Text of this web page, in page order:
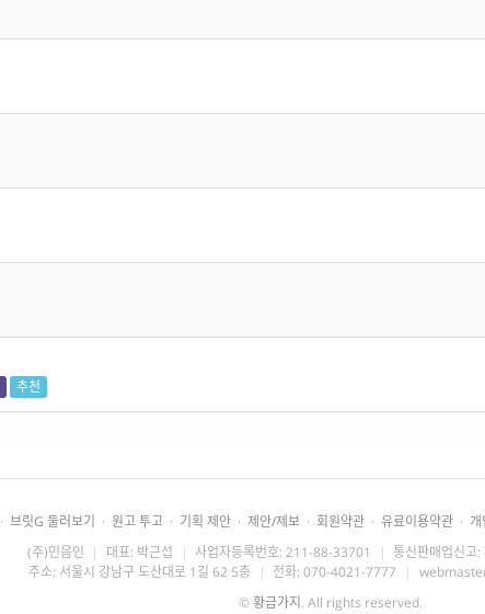
추천
· 브릿G 둘러보기 · 원고 투고 · 기획 제안 · 제안/제보 · 회원약관 · 유료이용약관 ·
(주)민음인 | 대표: 박근섭 | 사업자등록번호: 211-88-33701 | 통신판매업신
주소: 서울시 강남구 도산대로 1길 62 5층 | 전화: 070-4021-7777 |
©황금가지 . All rights reserved.